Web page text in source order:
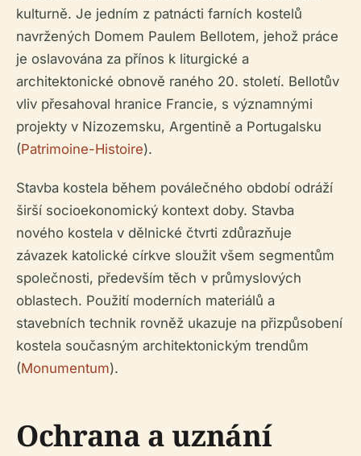
kulturně. Je jedním z patnácti farních kostelů
navržených Domem Paulem Bellotem, jehož práce
je oslavována za přínos k liturgické a
architektonické obnově raného 20. století. Bellotův
vliv přesahoval hranice Francie, s významnými
projekty v Nizozemsku, Argentině a Portugalsku
(Patrimoine-Histoire).
Stavba kostela během poválečného období odráží
širší socioekonomický kontext doby. Stavba
nového kostela v dělnické čtvrti zdůrazňuje
závazek katolické církve sloužit všem segmentům
společnosti, především těch v průmyslových
oblastech. Použití moderních materiálů a
stavebních technik rovněž ukazuje na přizpůsobení
kostela současným architektonickým trendům
(Monumentum).
Ochrana a uznání